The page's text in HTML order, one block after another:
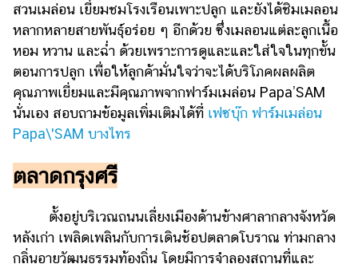
สวนเมล่อน เยี่ยมชมโรงเรือนเพาะปลูก และยังได้ชิมเมลอน
หลากหลายสายพันธุ์อร่อย ๆ อีกด้วย ซึ่งเมลอนแต่ละลูกเนื้อ
หอม หวาน และฉ่ำ ด้วยเพราะการดูและและใส่ใจในทุกขั้น
ตอนการปลูก เพื่อให้ลูกค้ามั่นใจว่าจะได้บริโภคผลผลิต
คุณภาพเยี่ยมและมีคุณภาพจากฟาร์มเมล่อน Papa’SAM
นั่นเอง สอบถามข้อมูลเพิ่มเติมได้ที่ เฟซบุ๊ก ฟาร์มเมล่อน
Papa\'SAM บางไทร
ตลาดกรุงศรี
ตั้งอยู่บริเวณถนนเลี่ยงเมืองด้านข้างศาลากลางจังหวัด
หลังเก่า เพลิดเพลินกับการเดินช้อปตลาดโบราณ ท่ามกลาง
กลิ่นอายวัฒนธรรมท้องถิ่น โดยมีการจำลองสถานที่และ